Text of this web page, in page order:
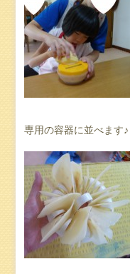
専用の容器に並べます♪